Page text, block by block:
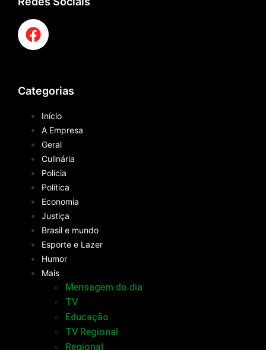
Categorias
Início
A Empresa
Geral
Culinária
Polícia
Política
Economia
Justiça
Brasil e mundo
Esporte e Lazer
Humor
Mais
Mensagem do dia
TV
Educação
TV Regional
Regional